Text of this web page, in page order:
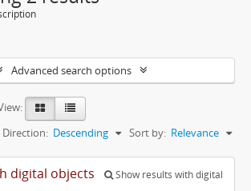
Advanced search options
Sort by: Relevance
Direction: Descending
digital objects
Show results with digital